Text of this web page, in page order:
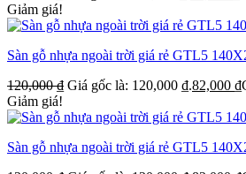
Giảm giá!
Sàn gỗ nhựa ngoài trời giá rẻ GTL5
120,000₫ Giá gốc là: 120,000 ₫.82,000 ₫
Giảm giá!
Sàn gỗ nhựa ngoài trời giá rẻ GTL5